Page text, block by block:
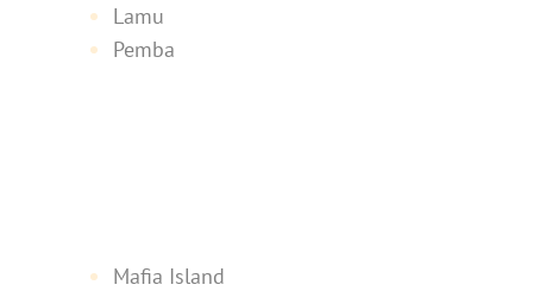
Lamu
Pemba
Mafia Island